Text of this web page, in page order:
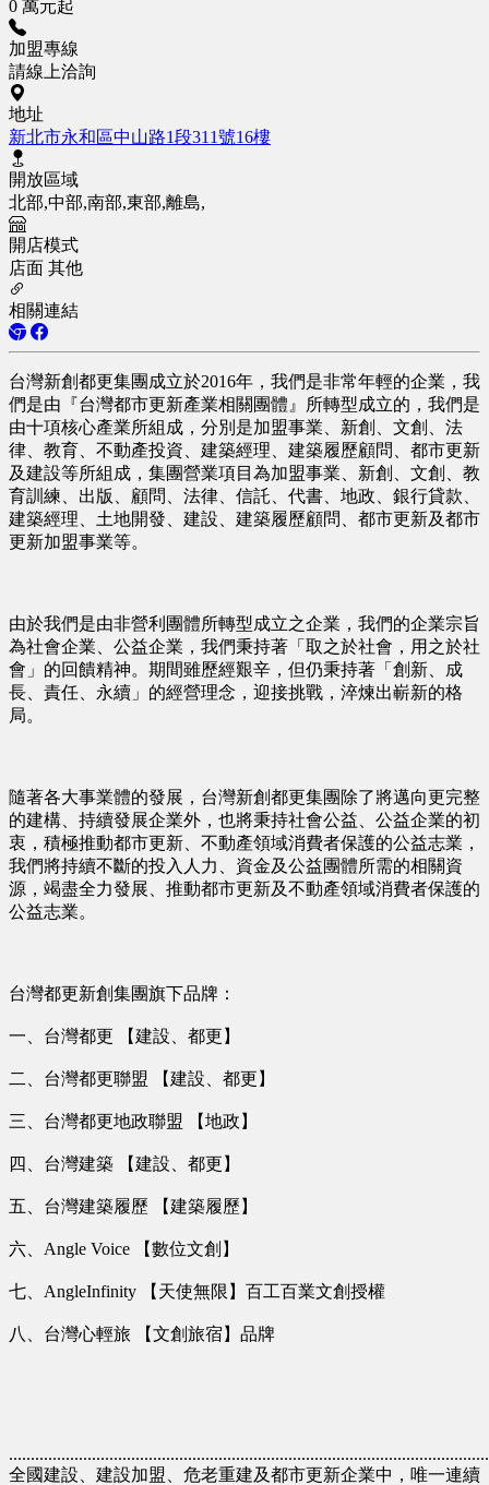
0 萬元起
加盟專線
請線上洽詢
地址
新北市永和區中山路1段311號16樓
開放區域
北部,中部,南部,東部,離島,
開店模式
店面 其他
相關連結
台灣新創都更集團成立於2016年，我們是非常年輕的企業，我
們是由『台灣都市更新產業相關團體』所轉型成立的，我們是
由十項核心產業所組成，分別是加盟事業、新創、文創、法
律、教育、不動產投資、建築經理、建築履歷顧問、都市更新
及建設等所組成，集團營業項目為加盟事業、新創、文創、教
育訓練、出版、顧問、法律、信託、代書、地政、銀行貸款、
建築經理、土地開發、建設、建築履歷顧問、都市更新及都市
更新加盟事業等。
由於我們是由非營利團體所轉型成立之企業，我們的企業宗旨
為社會企業、公益企業，我們秉持著「取之於社會，用之於社
會」的回饋精神。期間雖歷經艱辛，但仍秉持著「創新、成
長、責任、永續」的經營理念，迎接挑戰，淬煉出嶄新的格
局。
隨著各大事業體的發展，台灣新創都更集團除了將邁向更完整
的建構、持續發展企業外，也將秉持社會公益、公益企業的初
衷，積極推動都市更新、不動產領域消費者保護的公益志業，
我們將持續不斷的投入人力、資金及公益團體所需的相關資
源，竭盡全力發展、推動都市更新及不動產領域消費者保護的
公益志業。
台灣都更新創集團旗下品牌：
一、台灣都更 【建設、都更】
二、台灣都更聯盟 【建設、都更】
三、台灣都更地政聯盟 【地政】
四、台灣建築 【建設、都更】
五、台灣建築履歷 【建築履歷】
六、Angle Voice 【數位文創】
七、AngleInfinity 【天使無限】百工百業文創授權
八、台灣心輕旅 【文創旅宿】品牌
全國建設、建設加盟、危老重建及都市更新企業中，唯一連續